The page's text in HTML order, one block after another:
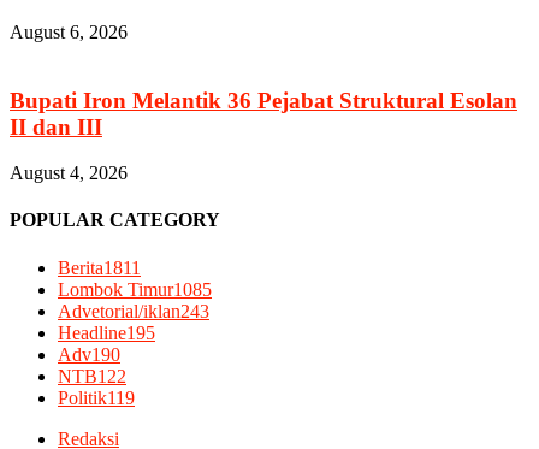
August 6, 2026
Bupati Iron Melantik 36 Pejabat Struktural Esolan
II dan III
August 4, 2026
POPULAR CATEGORY
Berita1811
Lombok Timur1085
Advetorial/iklan243
Headline195
Adv190
NTB122
Politik119
Redaksi